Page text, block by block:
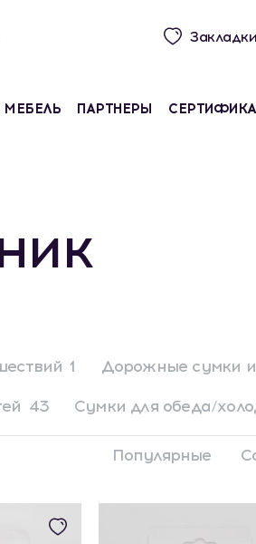
МЕБЕЛЬ ПАРТНЕРЫ
1 Дорожные сумки
43 Сумки для обеда/
Популярные